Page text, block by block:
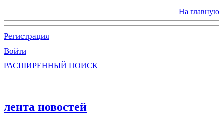
На главную
Регистрация
Войти
РАСШИРЕННЫЙ ПОИСК
лента новостей